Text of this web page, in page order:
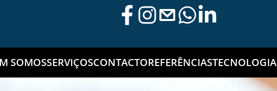
SOMOSSERVIÇOSCONTACTOREFERÊNCIASTECNOLOGIA